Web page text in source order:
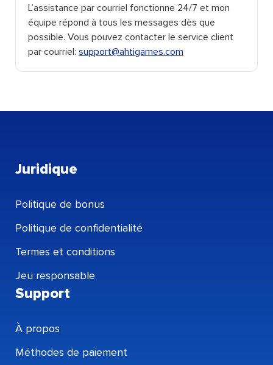
L’assistance par courriel fonctionne 24/7 et mon
équipe répond à tous les messages dès que
possible. Vous pouvez contacter le service client
par courriel: support@ahtigames.com
Juridique
Politique de bonus
Politique de confidentialité
Termes et conditions
Jeu responsable
Support
À propos
Méthodes de paiement